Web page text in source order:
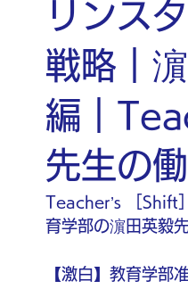
リンス
戦略｜
編｜
先生の
Teacher’s ［Shift
育学部の濵田英毅
【激白】教育学部